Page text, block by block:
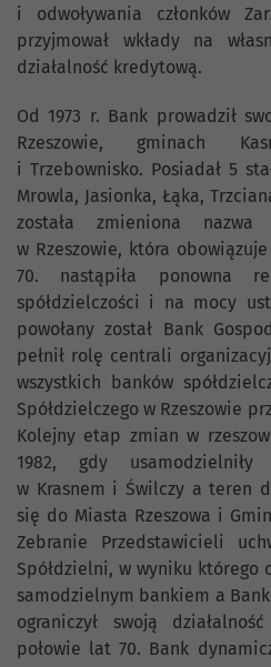
i odwoływania członków
przyjmował wkłady na
działalność kredytową.
Od 1973 r. Bank prowadził
Rzeszowie, gminach
i Trzebownisko. Posiadał 5
Mrowla, Jasionka, Łąka,
została zmieniona
w Rzeszowie, która
70. nastąpiła ponowna
spółdzielczości i na mocy
powołany został Bank
pełnił rolę centrali
wszystkich banków
Spółdzielczego w Rzeszowie
Kolejny etap zmian w
1982, gdy
w Krasnem i Świlczy a teren
się do Miasta Rzeszowa i
Zebranie Przedstawicieli
Spółdzielni, w wyniku którego
samodzielnym bankiem a
ograniczył swoją
połowie lat 70. Bank